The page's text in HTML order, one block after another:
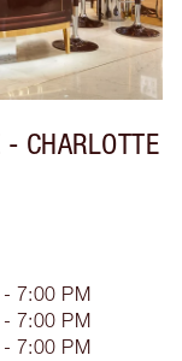
- CHARLOTTE
7:00 PM
7:00 PM
7:00 PM